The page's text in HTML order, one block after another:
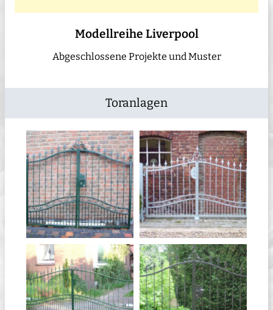
Modellreihe Liverpool
Abgeschlossene Projekte und Muster
Toranlagen